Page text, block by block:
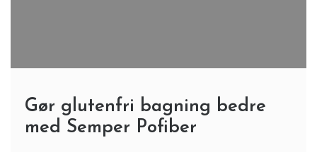
Gør glutenfri bagning bedre
med Semper Pofiber